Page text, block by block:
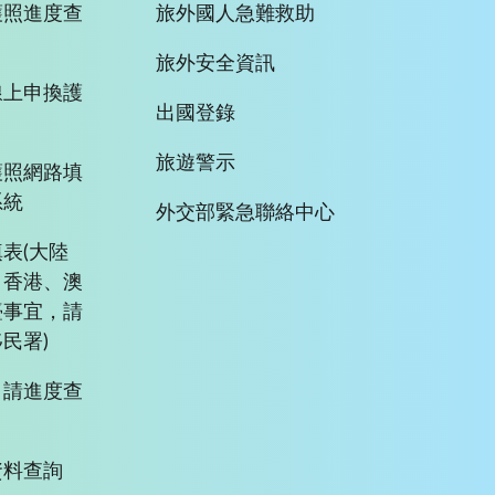
進度查
申換護
網路填
(大陸
港、澳
宜，請
署)
進度查
查詢
旅外國人急難救助
旅外安全資訊
出國登錄
旅遊警示
外交部緊急聯絡中心